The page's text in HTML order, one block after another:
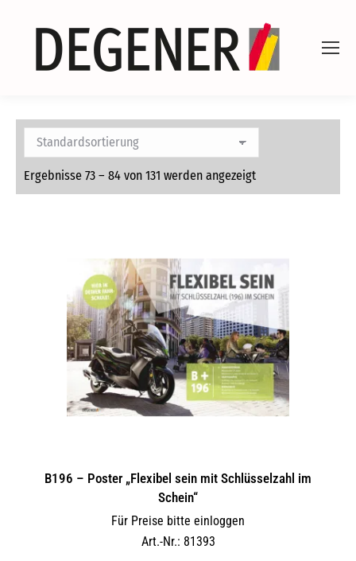
Ergebnisse 73 – 84 von 131 werden angezeigt
B196 – Poster „Flexibel sein mit Schlüsselzahl im
Schein“
Für Preise bitte einloggen
Art.-Nr.: 81393